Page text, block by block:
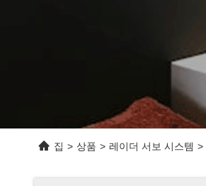
집 > 상품 > 레이더 서보 시스템 >